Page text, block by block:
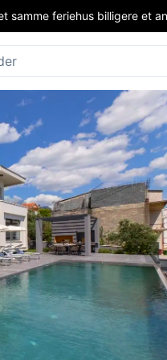
samme feriehus billigere et